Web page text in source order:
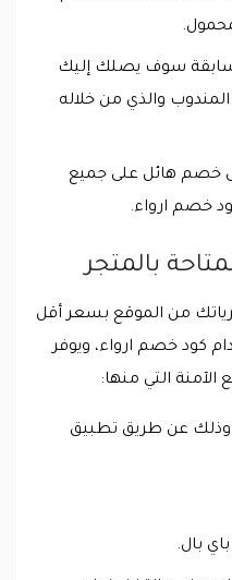
سوف يصلك إليك
والذي من خلاله
خصم هائل على جميع
خصم ارواء.
بالمتجر
من الموقع بسعر أقل
كود خصم ارواء، ويوفر
التي منها:
عن طريق تطبيق
بال.